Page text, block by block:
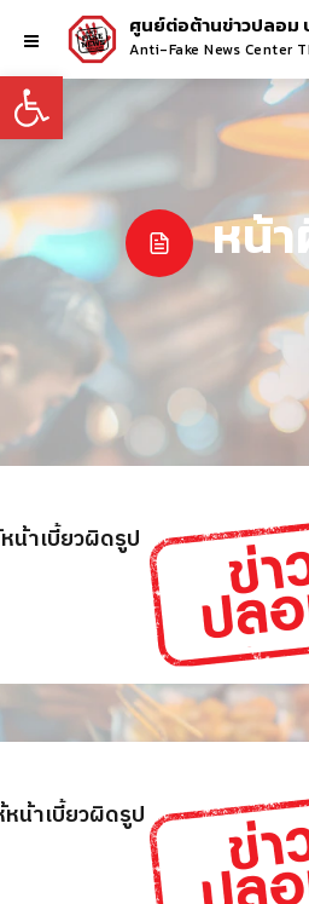
Open toolbar
ศูนย์ต่อต้านข่าวปลอม
Anti-Fake News Center
หน้
น้าเบี้ยวผิดรูป
น้าเบี้ยวผิดรูป